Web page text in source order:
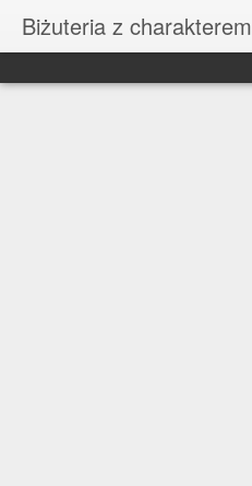
Biżuteria z charakterem